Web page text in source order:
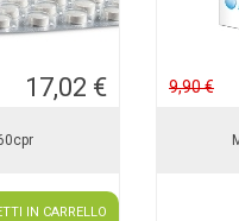
17,02 €
IN CARRELLO
9,90 €